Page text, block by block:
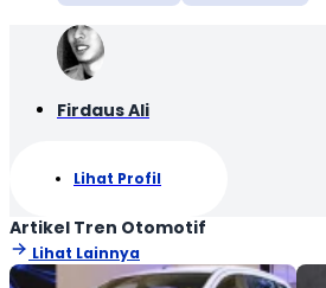
Firdaus Ali
Lihat Profil
Artikel Tren Otomotif
Lihat Lainnya